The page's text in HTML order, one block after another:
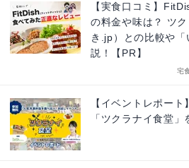
【実食口コミ】
の料金や味は？ ツ
き.jp）との比較や
説！【PR】
宅
【イベントレポー
「ツクラナイ食堂